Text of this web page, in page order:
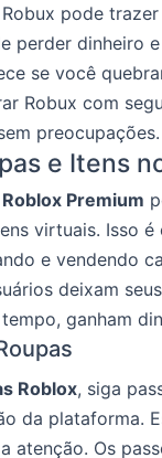
pode
perder dinheiro
se você
Robux com
preocupações.
e Itens
Roblox Premium
virtuais. Isso é
e vendendo
deixam
ganham
Roblox, siga
da plataforma.
atenção. Os